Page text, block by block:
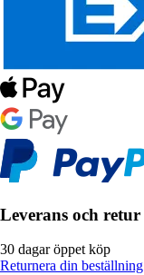
Leverans och retur
30 dagar öppet köp
Returnera din beställning